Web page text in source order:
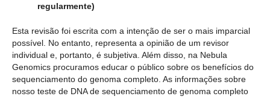
regularmente)
Esta revisão foi escrita com a intenção de ser o mais imparcial
possível. No entanto, representa a opinião de um revisor
individual e, portanto, é subjetiva. Além disso, na Nebula
Genomics procuramos educar o público sobre os benefícios do
sequenciamento do genoma completo. As informações sobre
nosso teste de DNA de sequenciamento de genoma completo